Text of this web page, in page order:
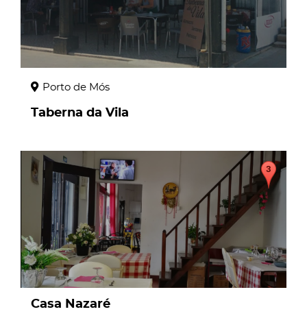
Porto de Mós
Taberna da Vila
page
Casa Nazaré